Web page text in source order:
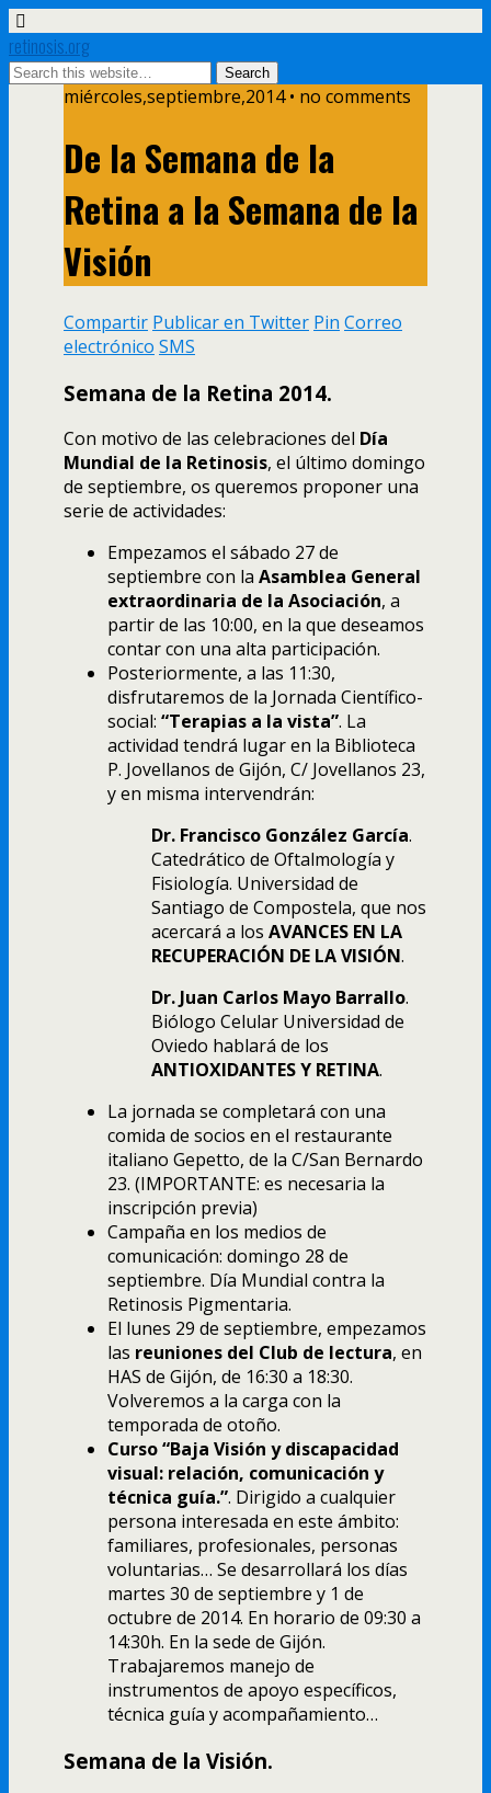
retinosis.org
miércoles,septiembre,2014 • no comments
De la Semana de la
Retina a la Semana de la
Visión
Compartir Publicar en Twitter Pin Correo
electrónico SMS
Semana de la Retina 2014.
Con motivo de las celebraciones del Día
Mundial de la Retinosis, el último domingo
de septiembre, os queremos proponer una
serie de actividades:
Empezamos el sábado 27 de
septiembre con la Asamblea General
extraordinaria de la Asociación, a
partir de las 10:00, en la que deseamos
contar con una alta participación.
Posteriormente, a las 11:30,
disfrutaremos de la Jornada Científico-
social: “Terapias a la vista”. La
actividad tendrá lugar en la Biblioteca
P. Jovellanos de Gijón, C/ Jovellanos 23,
y en misma intervendrán:
Dr. Francisco González García.
Catedrático de Oftalmología y
Fisiología. Universidad de
Santiago de Compostela, que nos
acercará a los AVANCES EN LA
RECUPERACIÓN DE LA VISIÓN.
Dr. Juan Carlos Mayo Barrallo.
Biólogo Celular Universidad de
Oviedo hablará de los
ANTIOXIDANTES Y RETINA.
La jornada se completará con una
comida de socios en el restaurante
italiano Gepetto, de la C/San Bernardo
23. (IMPORTANTE: es necesaria la
inscripción previa)
Campaña en los medios de
comunicación: domingo 28 de
septiembre. Día Mundial contra la
Retinosis Pigmentaria.
El lunes 29 de septiembre, empezamos
las reuniones del Club de lectura, en
HAS de Gijón, de 16:30 a 18:30.
Volveremos a la carga con la
temporada de otoño.
Curso “Baja Visión y discapacidad
visual: relación, comunicación y
técnica guía.”. Dirigido a cualquier
persona interesada en este ámbito:
familiares, profesionales, personas
voluntarias… Se desarrollará los días
martes 30 de septiembre y 1 de
octubre de 2014. En horario de 09:30 a
14:30h. En la sede de Gijón.
Trabajaremos manejo de
instrumentos de apoyo específicos,
técnica guía y acompañamiento…
Semana de la Visión.